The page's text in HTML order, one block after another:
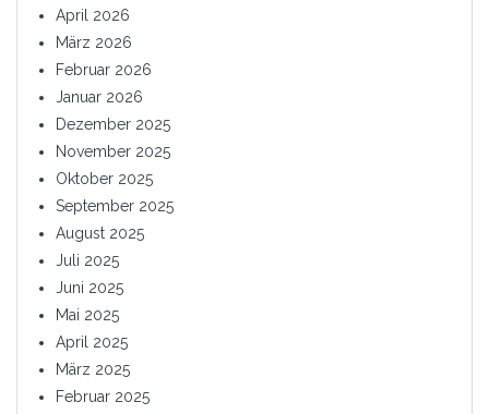
April 2026
März 2026
Februar 2026
Januar 2026
Dezember 2025
November 2025
Oktober 2025
September 2025
August 2025
Juli 2025
Juni 2025
Mai 2025
April 2025
März 2025
Februar 2025